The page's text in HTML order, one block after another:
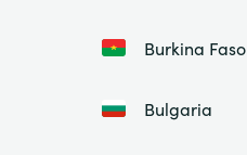
Burkina Faso
Bulgaria